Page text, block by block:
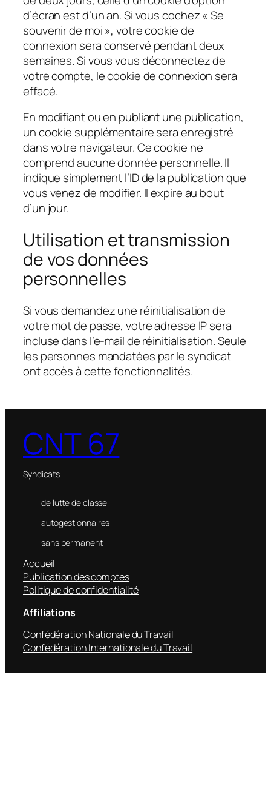
d’écran est d’un an. Si vous cochez « Se
souvenir de moi », votre cookie de
connexion sera conservé pendant deux
semaines. Si vous vous déconnectez de
votre compte, le cookie de connexion sera
effacé.
En modifiant ou en publiant une publication,
un cookie supplémentaire sera enregistré
dans votre navigateur. Ce cookie ne
comprend aucune donnée personnelle. Il
indique simplement l’ID de la publication que
vous venez de modifier. Il expire au bout
d’un jour.
Utilisation et transmission
de vos données
personnelles
Si vous demandez une réinitialisation de
votre mot de passe, votre adresse IP sera
incluse dans l’e-mail de réinitialisation. Seule
les personnes mandatées par le syndicat
ont accès à cette fonctionnalités.
CNT 67
Syndicats
de lutte de classe
autogestionnaires
sans permanent
Accueil
Publication des comptes
Politique de confidentialité
Affiliations
Confédération Nationale du Travail
Confédération Internationale du Travail